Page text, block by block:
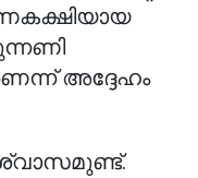
അദ്ദേഹം